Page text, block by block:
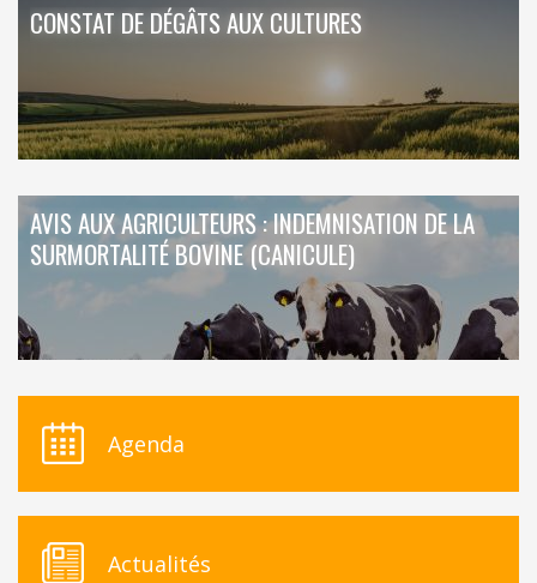
CONSTAT DE DÉGÂTS AUX CULTURES
AVIS AUX AGRICULTEURS : INDEMNISATION DE LA
SURMORTALITÉ BOVINE (CANICULE)
Agenda
Actualités